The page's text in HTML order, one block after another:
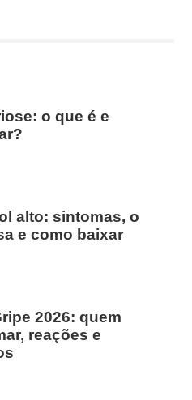
o que é e
alto: sintomas, o
e como baixar
2026: quem
reações e